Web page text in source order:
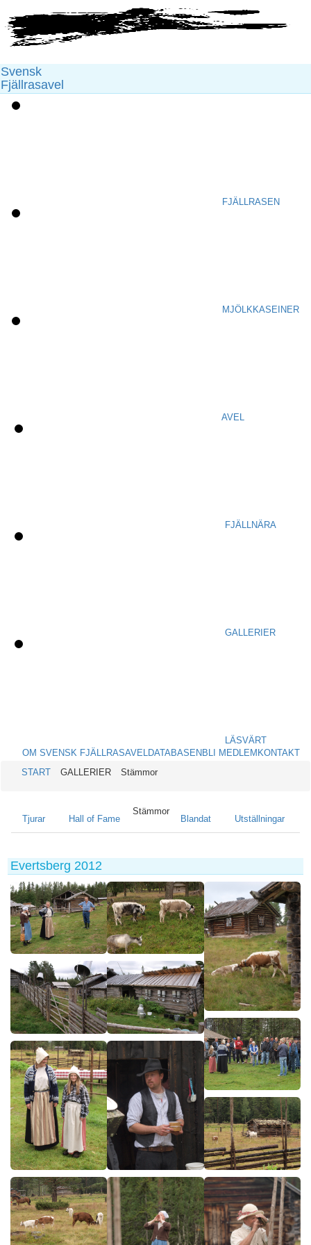
Svensk
Fjällrasavel
FJÄLLRASEN
MJÖLKKASEINER
AVEL
FJÄLLNÄRA
GALLERIER
LÄSVÄRT
OM SVENSK FJÄLLRASAVELDATABASEN BLI MEDLEM KONTAKT
START
GALLERIER Stämmor
Tjurar Hall of Fame
Stämmor
Blandat Utställningar
Evertsberg 2012